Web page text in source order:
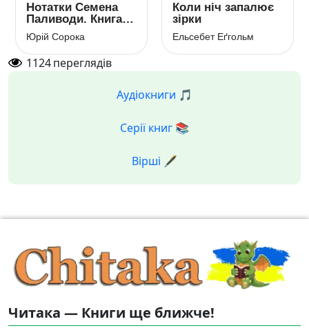
Нотатки Семена
Паливоди. Книга 1.
Куля для
вовкулаки
Юрій Сорока
Коли ніч запалює
зірки
Ельсебет Еґгольм
1124переглядів
Аудіокниги 🎵
Серії книг 📚
Вірші 🖋️
Читака — Книги ще ближче!